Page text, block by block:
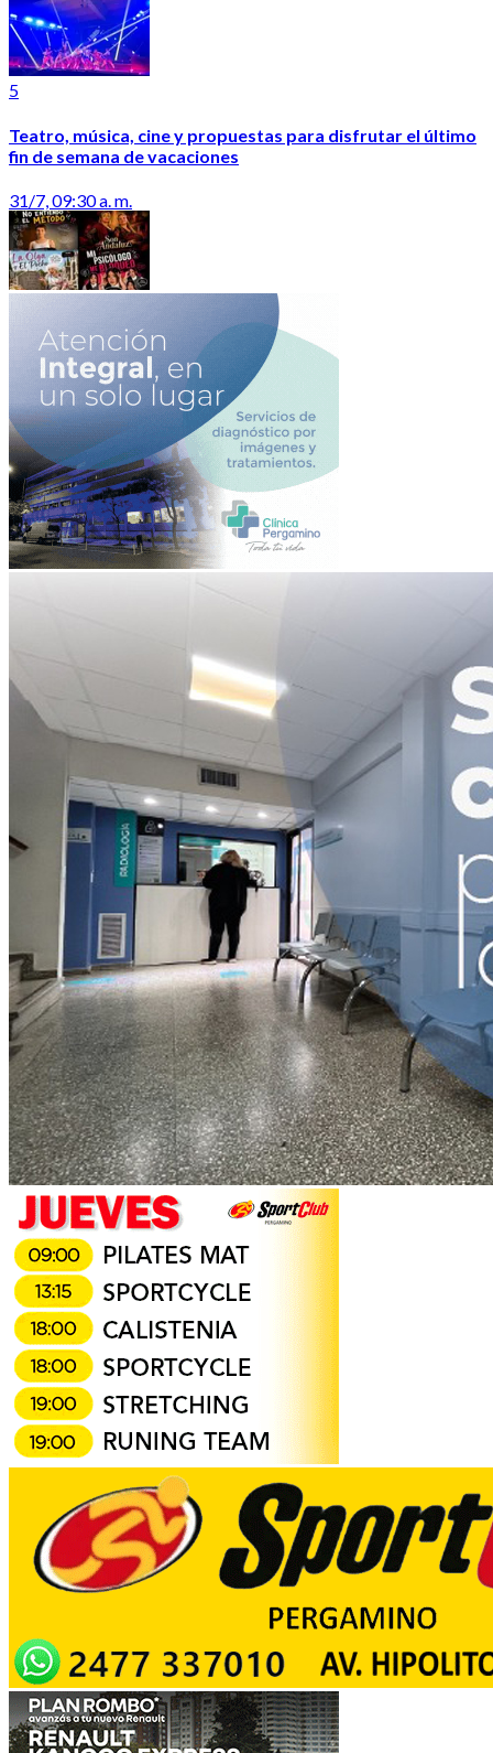
5
Teatro, música, cine y propuestas para disfrutar el último
fin de semana de vacaciones
31/7, 09:30 a. m.